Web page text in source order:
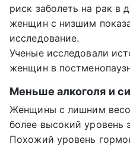
риск заболеть на рак в
женщин с низшим
исследование.
Ученые исследовали
женщин в
Меньше алкоголя и
Женщины с лишним
более высокий уровень
Похожий уровень